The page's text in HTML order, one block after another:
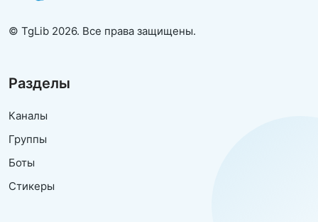
© TgLib 2026. Все права защищены.
Разделы
Каналы
Группы
Боты
Стикеры